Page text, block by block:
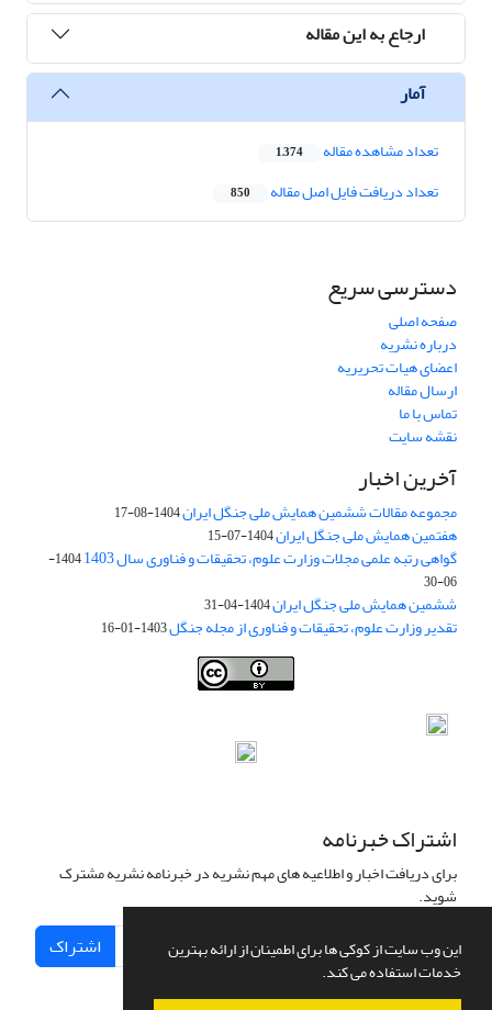
این وب سایت از کوکی ها برای اطمینان از ارائه بهترین
خدمات استفاده می کند.
ارجاع به این مقاله
آمار
تعداد مشاهده مقاله 1,374
تعداد دریافت فایل اصل مقاله 850
دسترسی سریع
صفحه اصلی
درباره نشریه
اعضای هیات تحریریه
ارسال مقاله
تماس با ما
نقشه سایت
آخرین اخبار
مجموعه مقالات ششمین همایش ملی جنگل ایران1404-08-17
هفتمین همایش ملی جنگل ایران1404-07-15
گواهی رتبه علمی مجلات وزارت علوم، تحقیقات و فناوری سال 1403
1404-
06-30
ششمین همایش ملی جنگل ایران1404-04-31
تقدیر وزارت علوم، تحقیقات و فناوری از مجله جنگل1403-01-16
اشتراک خبرنامه
برای دریافت اخبار و اطلاعیه های مهم نشریه در خبرنامه نشریه مشترک
شوید.
اشتراک